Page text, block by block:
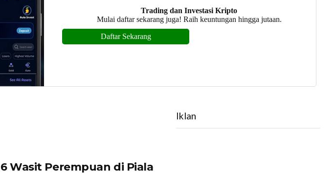
6 Wasit Perempuan di Piala
Iklan